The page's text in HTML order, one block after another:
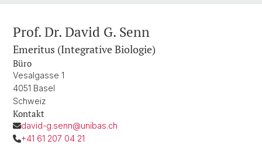
Prof. Dr. David G. Senn
Emeritus (Integrative Biologie)
Büro
Vesalgasse 1
4051 Basel
Schweiz
Kontakt
david-g.senn@unibas.ch
+41 61 207 04 21